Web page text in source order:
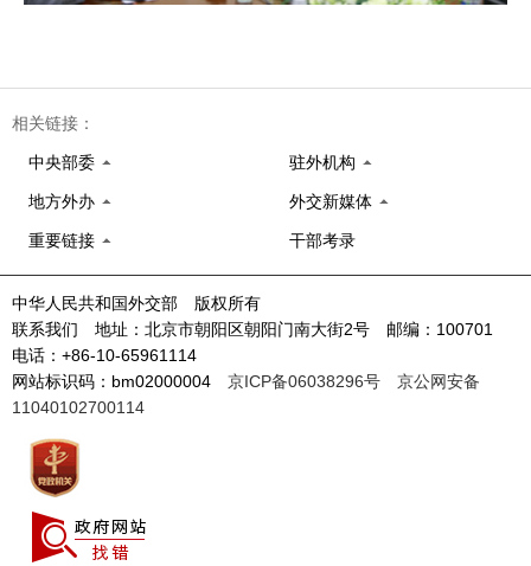
相关链接：
中央部委 驻外机构
地方外办 外交新媒体
重要链接 干部考录
中华人民共和国外交部 版权所有
联系我们 地址：北京市朝阳区朝阳门南大街2号 邮编：100701
电话：+86-10-65961114
网站标识码：bm02000004 京ICP备06038296号
京公网安备
11040102700114